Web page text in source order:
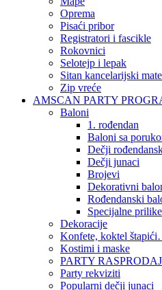
Oprema
Pisaći pribor
Registratori i fascikle
Rokovnici
Selotejp i lepak
Sitan kancelarijski
Zip vreće
AMSCAN PARTY
Baloni
1. rođendan
Baloni sa
Dečji
Dečji junaci
Brojevi
Dekorativni
Rođendanski
Specijalne prilike
Dekoracije
Konfete, koktel
Kostimi i maske
PARTY
Party rekviziti
Popularni dečji junaci